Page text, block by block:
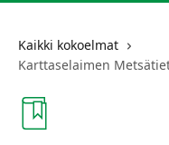
Kaikki kokoelmat
Karttaselaimen